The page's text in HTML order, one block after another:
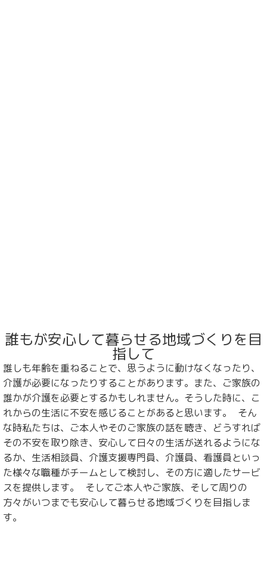
誰もが安心して暮らせる地域づくりを目
指して
誰しも年齢を重ねることで、思うように動けなくなったり、
介護が必要になったりすることがあります。また、ご家族の
誰かが介護を必要とするかもしれません。そうした時に、こ
れからの生活に不安を感じることがあると思います。 そん
な時私たちは、ご本人やそのご家族の話を聴き、どうすれば
その不安を取り除き、安心して日々の生活が送れるようにな
るか、生活相談員、介護支援専門員、介護員、看護員といっ
た様々な職種がチームとして検討し、その方に適したサービ
スを提供します。 そしてご本人やご家族、そして周りの
方々がいつまでも安心して暮らせる地域づくりを目指しま
す。